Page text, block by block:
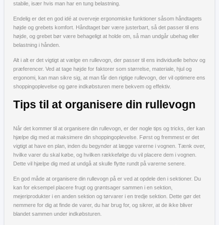
stabile, især hvis man har en tung belastning.
Endelig er det en god idé at overveje ergonomiske funktioner såsom håndtagets
højde og grebets komfort. Håndtaget bør være justerbart, så det passer til ens
højde, og grebet bør være behageligt at holde om, så man undgår ubehag eller
belastning i hånden.
Alt i alt er det vigtigt at vælge en rullevogn, der passer til ens individuelle behov og
præferencer. Ved at tage højde for faktorer som størrelse, materiale, hjul og
ergonomi, kan man sikre sig, at man får den rigtige rullevogn, der vil optimere ens
shoppingoplevelse og gøre indkøbsturen mere bekvem og effektiv.
Tips til at organisere din rullevogn
Når det kommer til at organisere din rullevogn, er der nogle tips og tricks, der kan
hjælpe dig med at maksimere din shoppingoplevelse. Først og fremmest er det
vigtigt at have en plan, inden du begynder at lægge varerne i vognen. Tænk over,
hvilke varer du skal købe, og hvilken rækkefølge du vil placere dem i vognen.
Dette vil hjælpe dig med at undgå at skulle flytte rundt på varerne senere.
En god måde at organisere din rullevogn på er ved at opdele den i sektioner. Du
kan for eksempel placere frugt og grøntsager sammen i en sektion,
mejeriprodukter i en anden sektion og tørvarer i en tredje sektion. Dette gør det
nemmere for dig at finde de varer, du har brug for, og sikrer, at de ikke bliver
blandet sammen under indkøbsturen.